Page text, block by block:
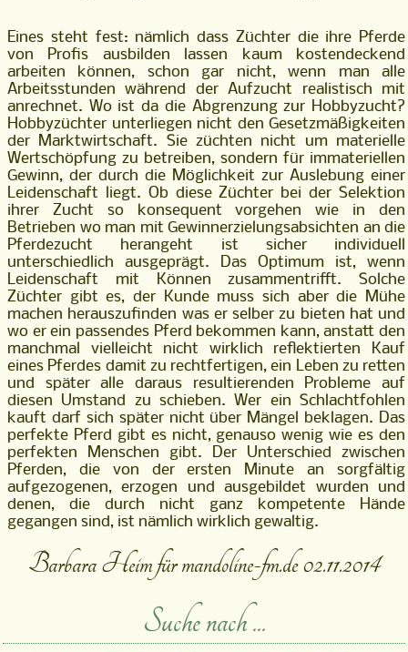
Eines steht fest: nämlich dass Züchter die ihre Pferde
von Profis ausbilden lassen kaum kostendeckend
arbeiten können, schon gar nicht, wenn man alle
Arbeitsstunden während der Aufzucht realistisch mit
anrechnet. Wo ist da die Abgrenzung zur Hobbyzucht?
Hobbyzüchter unterliegen nicht den Gesetzmäßigkeiten
der Marktwirtschaft. Sie züchten nicht um materielle
Wertschöpfung zu betreiben, sondern für immateriellen
Gewinn, der durch die Möglichkeit zur Auslebung einer
Leidenschaft liegt. Ob diese Züchter bei der Selektion
ihrer Zucht so konsequent vorgehen wie in den
Betrieben wo man mit Gewinnerzielungsabsichten an die
Pferdezucht herangeht ist sicher individuell
unterschiedlich ausgeprägt. Das Optimum ist, wenn
Leidenschaft mit Können zusammentrifft. Solche
Züchter gibt es, der Kunde muss sich aber die Mühe
machen herauszufinden was er selber zu bieten hat und
wo er ein passendes Pferd bekommen kann, anstatt den
manchmal vielleicht nicht wirklich reflektierten Kauf
eines Pferdes damit zu rechtfertigen, ein Leben zu retten
und später alle daraus resultierenden Probleme auf
diesen Umstand zu schieben. Wer ein Schlachtfohlen
kauft darf sich später nicht über Mängel beklagen. Das
perfekte Pferd gibt es nicht, genauso wenig wie es den
perfekten Menschen gibt. Der Unterschied zwischen
Pferden, die von der ersten Minute an sorgfältig
aufgezogenen, erzogen und ausgebildet wurden und
denen, die durch nicht ganz kompetente Hände
gegangen sind, ist nämlich wirklich gewaltig.
Barbara Heim für mandoline-fm.de 02.11.2014
Suche nach ...